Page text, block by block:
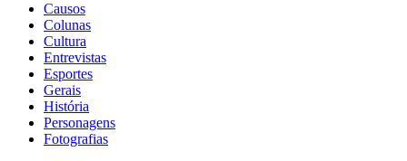
Causos
Colunas
Cultura
Entrevistas
Esportes
Gerais
História
Personagens
Fotografias